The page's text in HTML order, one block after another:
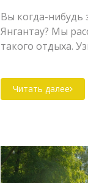
Вы когда-нибудь
Янгантау? Мы
такого отдыха.
флаконе, то эта
Читать далее